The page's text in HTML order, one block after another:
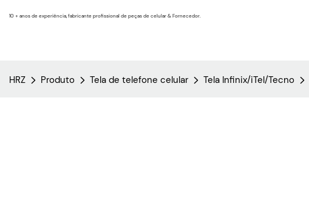
10 + anos de experiência, fabricante profissional de peças de celular & Fornecedor.
HRZ Produto Tela de telefone celular Tela Infinix/iTel/Tecno